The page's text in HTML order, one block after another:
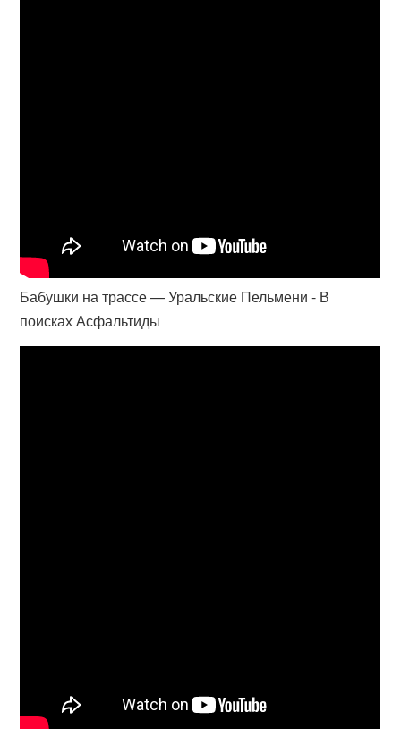
Бабушки на трассе — Уральские Пельмени - В
поисках Асфальтиды